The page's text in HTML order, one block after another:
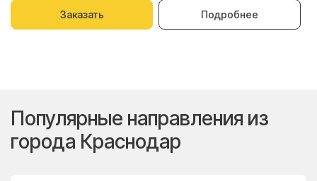
Заказать Подробнее
Популярные направления из
города Краснодар